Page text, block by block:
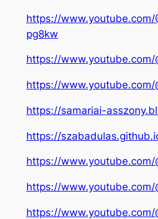
https://www.youtube.com/
pg8kw
https://www.youtube.com/
https://www.youtube.com/
https://samariai-
https://
https://www.youtube.com/
https://www.youtube.com/
https://www.youtube.com/